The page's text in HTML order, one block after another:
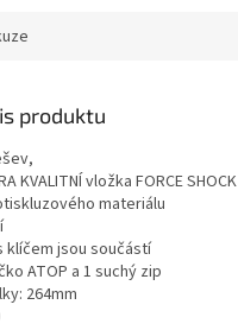
produktu
KVALITNÍ vložka FORCE SHOCK
materiálu
klíčem jsou součástí
ATOP a 1 suchý zip
264mm